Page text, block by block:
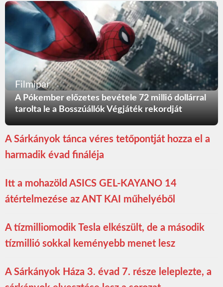
Filmipar
A Pókember előzetes bevétele 72 millió dollárral
tarolta le a Bosszúállók Végjáték rekordját
A Sárkányok tánca véres tetőpontját hozza el a
harmadik évad fináléja
Itt a mohazöld ASICS GEL-KAYANO 14
átértelmezése az ANT KAI műhelyéből
A tízmilliomodik Tesla elkészült, de a második
tízmillió sokkal keményebb menet lesz
A Sárkányok Háza 3. évad 7. része leleplezte, a